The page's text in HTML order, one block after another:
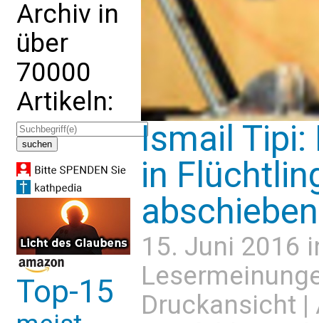
Archiv in
über
70000
Artikeln:
Top-15
Ismail Tipi:
in
abschieben
15. Juni 2016
Druckansicht |